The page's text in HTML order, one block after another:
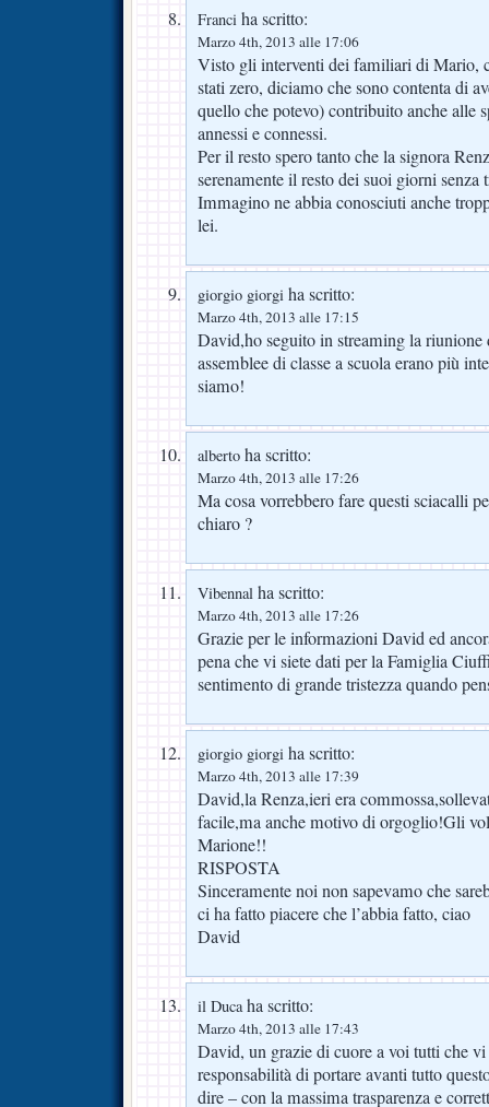
Franci ha scritto:
Marzo 4th, 2013 alle 17:06
Visto gli interventi dei familiari di Mario,
stati zero, diciamo che sono contenta di
quello che potevo) contribuito anche alle
annessi e connessi.
Per il resto spero tanto che la signora
serenamente il resto dei suoi giorni
Immagino ne abbia conosciuti anche
lei.
giorgio giorgi ha scritto:
Marzo 4th, 2013 alle 17:15
David,ho seguito in streaming la
assemblee di classe a scuola erano più
siamo!
alberto ha scritto:
Marzo 4th, 2013 alle 17:26
Ma cosa vorrebbero fare questi sciacalli
chiaro ?
Vibennal ha scritto:
Marzo 4th, 2013 alle 17:26
Grazie per le informazioni David ed
pena che vi siete dati per la Famiglia
sentimento di grande tristezza quando
giorgio giorgi ha scritto:
Marzo 4th, 2013 alle 17:39
David,la Renza,ieri era
facile,ma anche motivo di orgoglio!Gli
Marione!!
RISPOSTA
Sinceramente noi non sapevamo che
ci ha fatto piacere che l’abbia fatto, ciao
David
il Ducaha scritto:
Marzo 4th, 2013 alle 17:43
David, un grazie di cuore a voi tutti che vi
responsabilità di portare avanti tutto
dire – con la massima trasparenza e